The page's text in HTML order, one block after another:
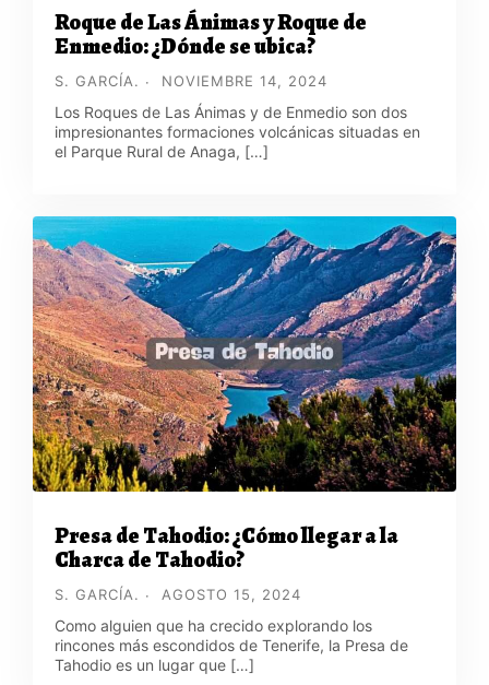
Roque de Las Ánimas y Roque de
Enmedio: ¿Dónde se ubica?
S. GARCÍA. NOVIEMBRE 14, 2024
Los Roques de Las Ánimas y de Enmedio son dos
impresionantes formaciones volcánicas situadas en
el Parque Rural de Anaga, […]
Presa de Tahodio: ¿Cómo llegar a la
Charca de Tahodio?
S. GARCÍA. AGOSTO 15, 2024
Como alguien que ha crecido explorando los
rincones más escondidos de Tenerife, la Presa de
Tahodio es un lugar que […]